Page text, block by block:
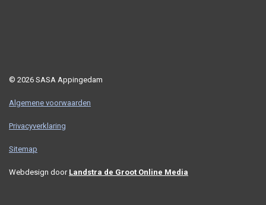
© 2026 SASA Appingedam
Algemene voorwaarden
Privacyverklaring
Sitemap
Webdesign door Landstra de Groot Online Media